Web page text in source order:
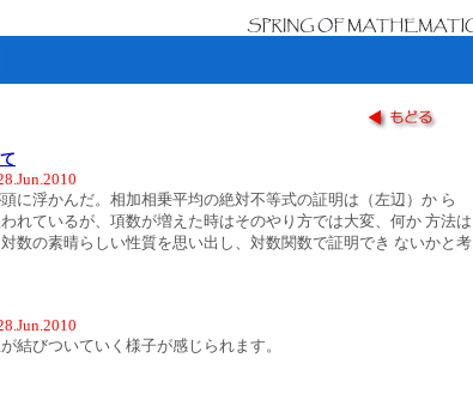
に浮かんだ。相加相乗平均の絶対不等式の証明は（左辺）か ら
れているが、項数が増えた時はそのやり方では大変、何か 方法は
数の素晴らしい性質を思い出し、対数関数で証明でき ないかと考
びついていく様子が感じられます。